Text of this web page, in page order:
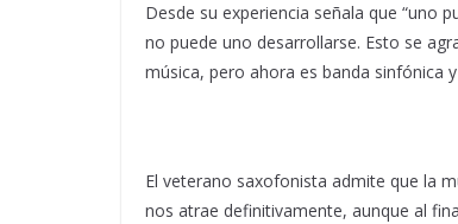
Desde su experiencia señala que “uno
no puede uno desarrollarse. Esto se
música, pero ahora es banda sinfónica
El veterano saxofonista admite que la
nos atrae definitivamente, aunque al